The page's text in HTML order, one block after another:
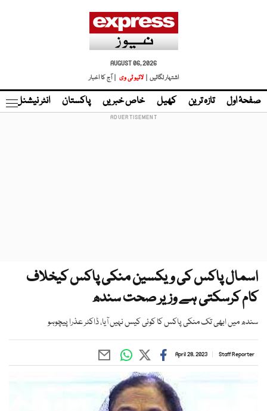
AUGUST 06, 2026
اشتہار لگائیں |
لائیو ٹی وی | آج کا اخبار
صفحۂ اول تازہ ترین کھیل خاص خبریں پاکستان انٹر نیشنل
اسمال پاکس کی ویکسین منکی پاکس کیخلاف
کام کرسکتی ہے وزیر صحت سندھ
سندھ میں ابھی تک منکی پاکس کا کوئی کیس نہیں آیا، ڈاکٹر عذرا پیچوہو
Staff Reporter
April 28, 2023